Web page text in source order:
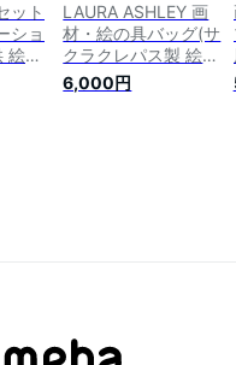
ット
ショ
絵の
サ
彩セ
LAURA ASHLEY 画
材・絵の具バッグ(サ
クラクレパス製 絵の
具セット付き) DOGS
子供用 子供 絵の具
6,000円